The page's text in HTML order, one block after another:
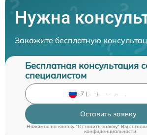
Нужна
Закажите бесплатную
Бесплатная консультация
специалистом
Оставить заявку
Нажимая на кнопку "Оставить заявку" Вы
конфиденциальности